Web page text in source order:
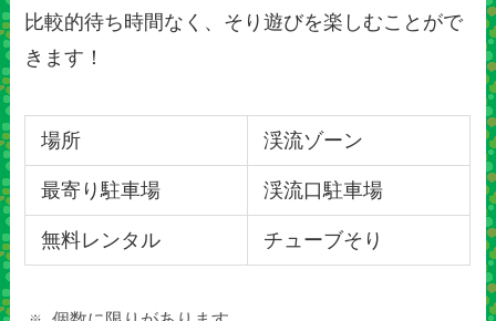
比較的待ち時間なく、そり遊びを楽しむことがで
きます！
場所 渓流ゾーン
最寄り駐車場 渓流口駐車場
無料レンタル チューブそり